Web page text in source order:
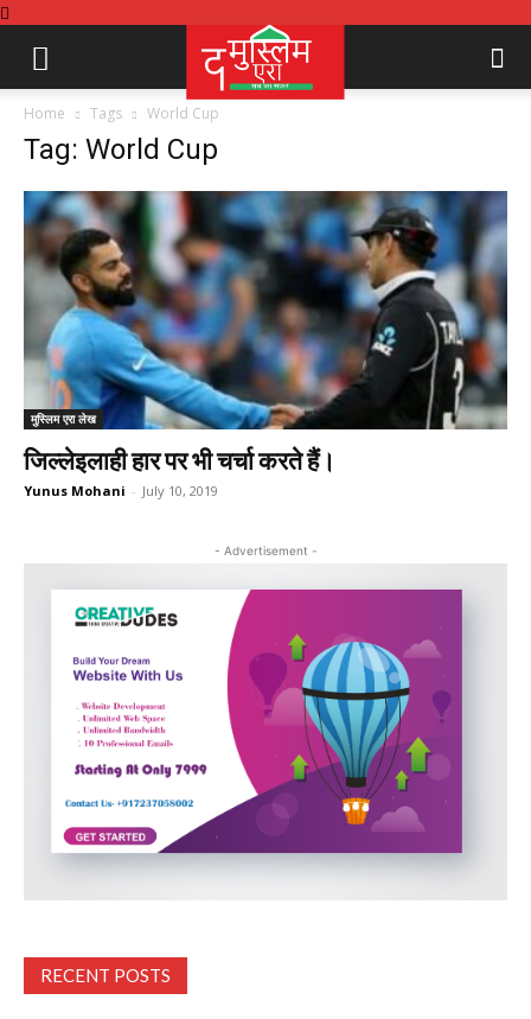
Home Tags World Cup
Tag: World Cup
मुस्लिम एरा लेख
जिल्लेइलाही हार पर भी चर्चा करते हैं।
Yunus Mohani - July 10, 2019
- Advertisement -
RECENT POSTS